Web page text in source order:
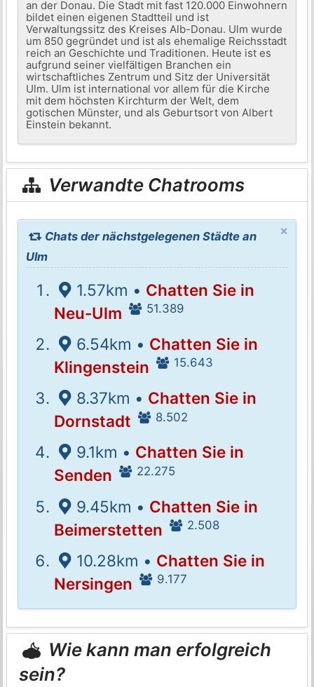
an der Donau. Die Stadt mit fast 120.000 Einwohnern
bildet einen eigenen Stadtteil und ist
Verwaltungssitz des Kreises Alb-Donau. Ulm wurde
um 850 gegründet und ist als ehemalige Reichsstadt
reich an Geschichte und Traditionen. Heute ist es
aufgrund seiner vielfältigen Branchen ein
wirtschaftliches Zentrum und Sitz der Universität
Ulm. Ulm ist international vor allem für die Kirche
mit dem höchsten Kirchturm der Welt, dem
gotischen Münster, und als Geburtsort von Albert
Einstein bekannt.
Verwandte Chatrooms
×
Chats der nächstgelegenen Städte an
Ulm
1.57km • Chatten Sie in
Neu-Ulm
51.389
6.54km • Chatten Sie in
Klingenstein
15.643
8.37km • Chatten Sie in
Dornstadt
8.502
9.1km • Chatten Sie in
Senden
22.275
9.45km • Chatten Sie in
Beimerstetten
2.508
10.28km • Chatten Sie in
Nersingen
9.177
Wie kann man erfolgreich
sein?